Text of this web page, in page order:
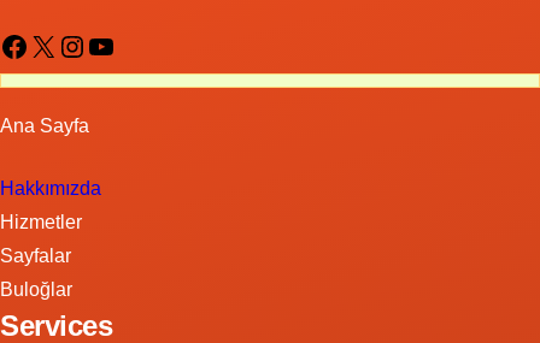
Facebook X Instagram YouTube
Ana Sayfa
Hakkımızda
Hizmetler
Sayfalar
Buloğlar
Services